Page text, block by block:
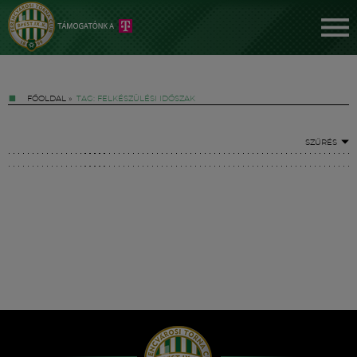
FŐOLDAL » TAG: FELKÉSZÜLÉSI IDŐSZAK
SZŰRÉS
Hírek